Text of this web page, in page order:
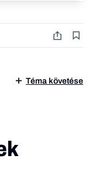
Téma követése